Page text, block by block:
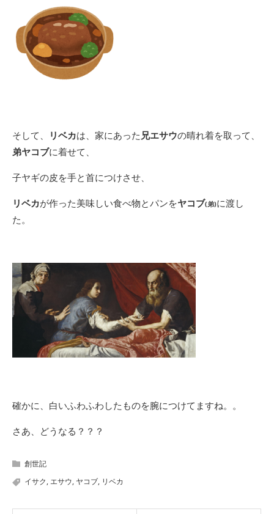
そして、 リベカは、家にあった 兄エサウの晴れ着を取って、
弟ヤコブに着せて、
子ヤギの皮を手と首につけさせ、
リベカが作った美味しい食べ物とパンをヤコブ(弟)に渡し
た。
確かに、白いふわふわしたものを腕につけてますね。。
さあ、どうなる？？？
創世記
イサク, エサウ, ヤコブ, リベカ